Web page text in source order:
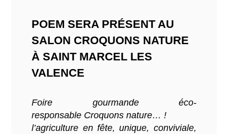
POEM SERA PRÉSENT AU
SALON CROQUONS NATURE
À SAINT MARCEL LES
VALENCE
Foire gourmande éco-
responsable Croquons nature… !
l’agriculture en fête, unique, conviviale,